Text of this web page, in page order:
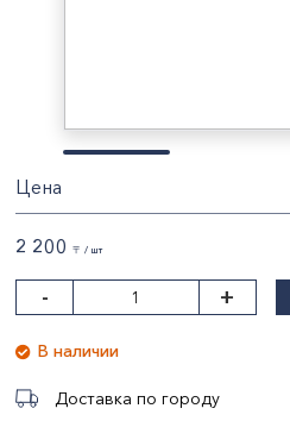
Цена
2 200 〒 / шт
- +
В наличии
Доставка по городу